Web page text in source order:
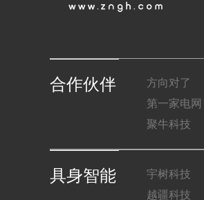
合作伙伴 方向对了
第一家电网
聚牛科技
具身智能 宇树科技
越疆科技